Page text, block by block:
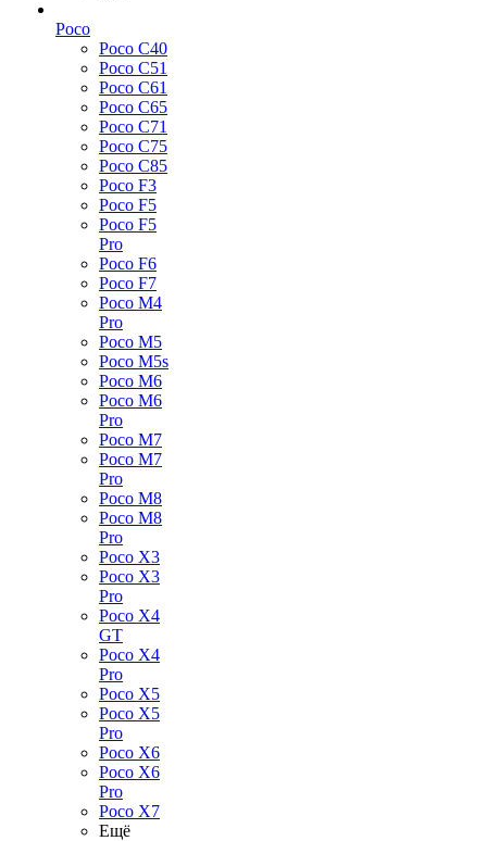
Poco
Poco C40
Poco C51
Poco C61
Poco C65
Poco C71
Poco C75
Poco C85
Poco F3
Poco F5
Poco F5
Pro
Poco F6
Poco F7
Poco M4
Pro
Poco M5
Poco M5s
Poco M6
Poco M6
Pro
Poco M7
Poco M7
Pro
Poco M8
Poco M8
Pro
Poco X3
Poco X3
Pro
Poco X4
GT
Poco X4
Pro
Poco X5
Poco X5
Pro
Poco X6
Poco X6
Pro
Poco X7
Ещё